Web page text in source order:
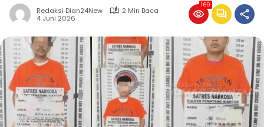
Redaksi Dian24New
2 Min Baca
4 Juni 2026
169